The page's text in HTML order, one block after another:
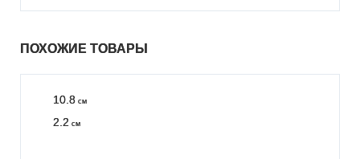
ПОХОЖИЕ ТОВАРЫ
10.8 см
2.2 см